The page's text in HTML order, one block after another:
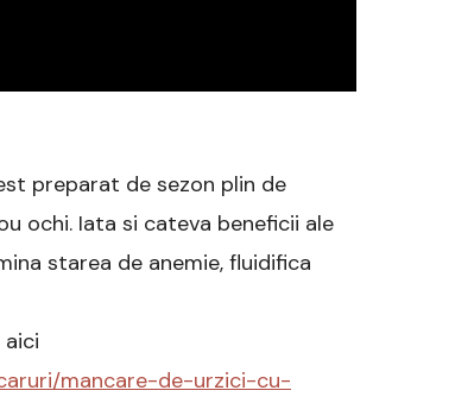
preparat de sezon plin de
ochi. Iata si cateva beneficii ale
starea de anemie, fluidifica
mancare-de-urzici-cu-